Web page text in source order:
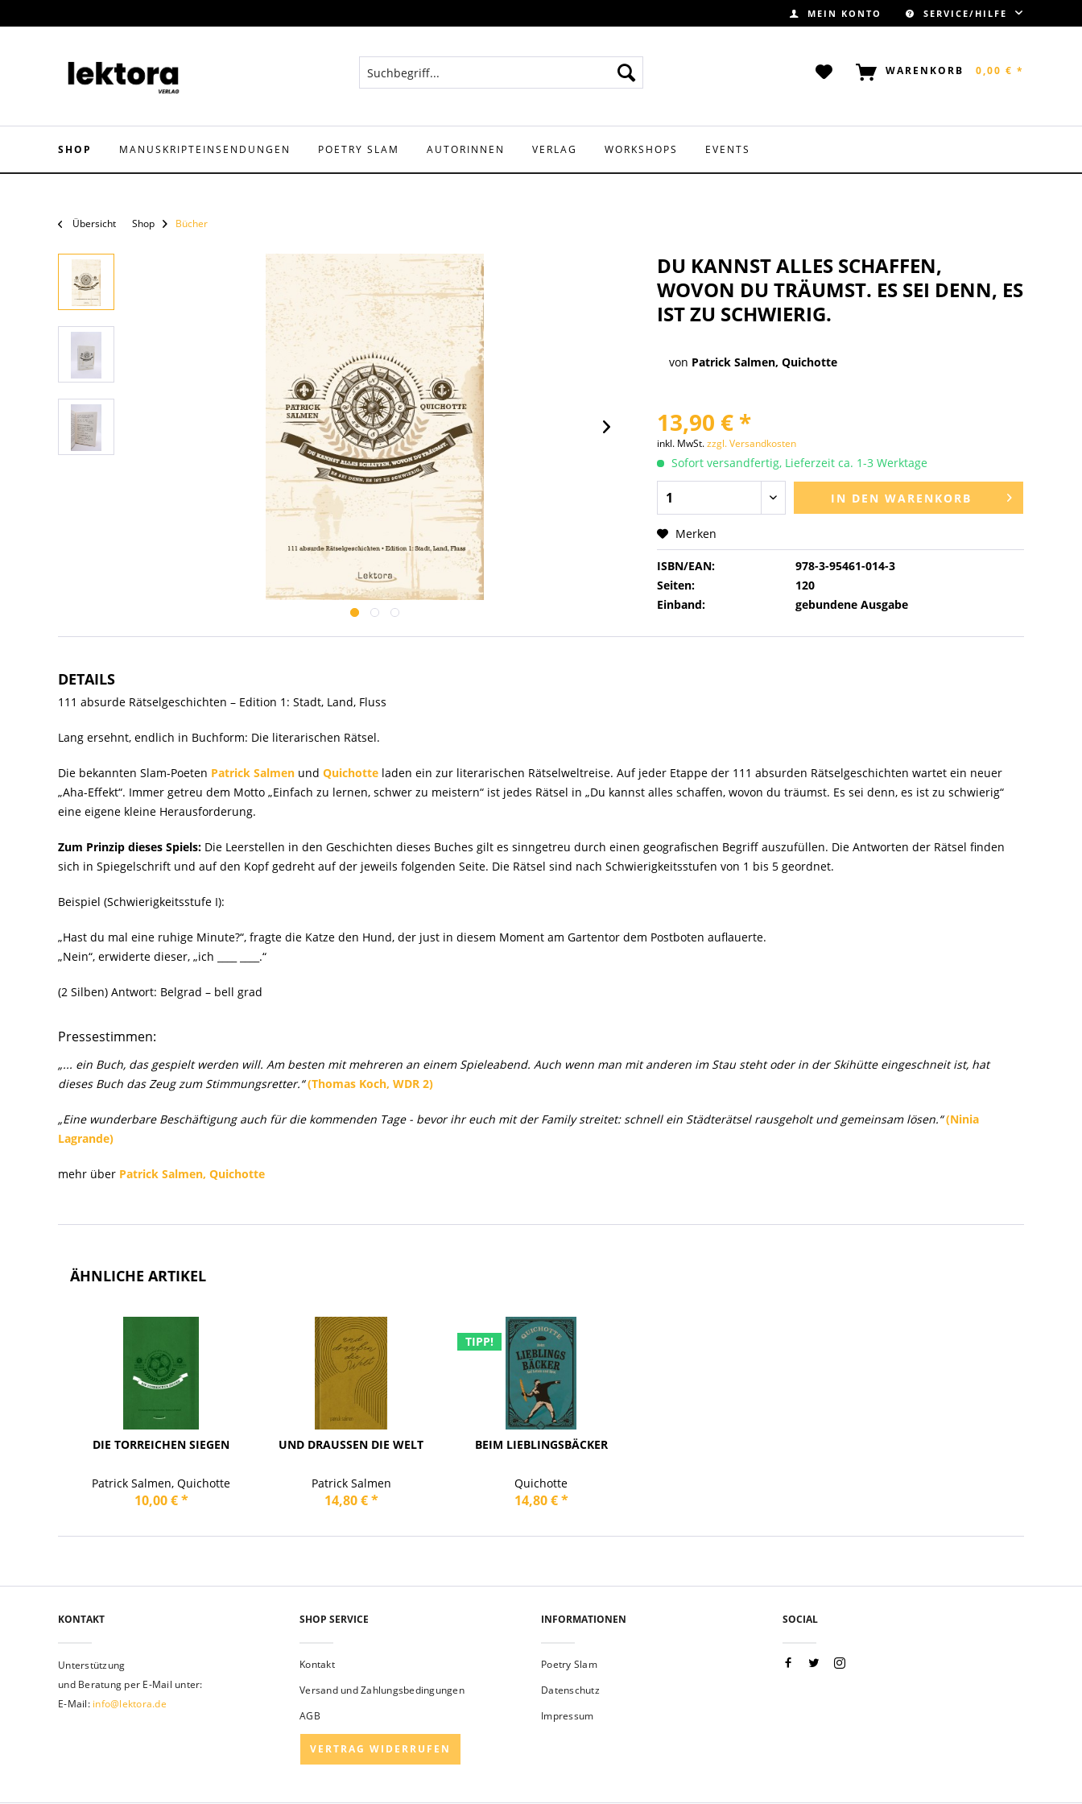
MEIN KONTO SERVICE/HILFE
WARENKORB 0,00 € *
SHOP MANUSKRIPTEINSENDUNGEN POETRY SLAM AUTORINNEN VERLAG WORKSHOPS EVENTS
Übersicht Shop Bücher
DU KANNST ALLES SCHAFFEN,
WOVON DU TRÄUMST. ES SEI DENN, ES
IST ZU SCHWIERIG.
von Patrick Salmen, Quichotte
13,90 € *
inkl. MwSt.zzgl. Versandkosten
Sofort versandfertig, Lieferzeit ca. 1-3 Werktage
IN DEN WARENKORB
Merken
ISBN/EAN:
978-3-95461-014-3
Seiten:
120
Einband:
gebundene Ausgabe
DETAILS
111 absurde Rätselgeschichten – Edition 1: Stadt, Land, Fluss
Lang ersehnt, endlich in Buchform: Die literarischen Rätsel.
Die bekannten Slam-Poeten Patrick Salmen und Quichotte laden ein zur literarischen Rätselweltreise. Auf jeder Etappe der 111 absurden Rätselgeschichten wartet ein neuer
„Aha-Effekt“. Immer getreu dem Motto „Einfach zu lernen, schwer zu meistern“ ist jedes Rätsel in „Du kannst alles schaffen, wovon du träumst. Es sei denn, es ist zu schwierig“
eine eigene kleine Herausforderung.
Zum Prinzip dieses Spiels: Die Leerstellen in den Geschichten dieses Buches gilt es sinngetreu durch einen geografischen Begriff auszufüllen. Die Antworten der Rätsel finden
sich in Spiegelschrift und auf den Kopf gedreht auf der jeweils folgenden Seite. Die Rätsel sind nach Schwierigkeitsstufen von 1 bis 5 geordnet.
Beispiel (Schwierigkeitsstufe I):
„Hast du mal eine ruhige Minute?“, fragte die Katze den Hund, der just in diesem Moment am Gartentor dem Postboten auflauerte.
„Nein“, erwiderte dieser, „ich ____ ____.“
(2 Silben) Antwort: Belgrad – bell grad
Pressestimmen:
„... ein Buch, das gespielt werden will. Am besten mit mehreren an einem Spieleabend. Auch wenn man mit anderen im Stau steht oder in der Skihütte eingeschneit ist, hat
dieses Buch das Zeug zum Stimmungsretter.“ (Thomas Koch, WDR 2)
„Eine wunderbare Beschäftigung auch für die kommenden Tage - bevor ihr euch mit der Family streitet: schnell ein Städterätsel rausgeholt und gemeinsam lösen.“ (Ninia
Lagrande)
mehr über Patrick Salmen, Quichotte
ÄHNLICHE ARTIKEL
DIE TORREICHEN SIEGEN
Patrick Salmen, Quichotte
10,00 € *
UND DRAUSSEN DIE WELT
Patrick Salmen
14,80 € *
TIPP!
BEIM LIEBLINGSBÄCKER
Quichotte
14,80 € *
KONTAKT
Unterstützung
und Beratung per E-Mail unter:
E-Mail: info@lektora.de
SHOP SERVICE
Kontakt
Versand und Zahlungsbedingungen
AGB
VERTRAG WIDERRUFEN
INFORMATIONEN
Poetry Slam
Datenschutz
Impressum
SOCIAL